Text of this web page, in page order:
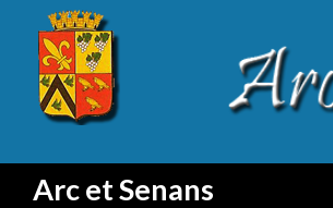
Arc et Senans
Search